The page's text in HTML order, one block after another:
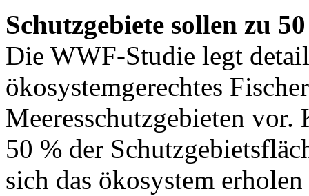
Schutzgebiete sollen zu
Die WWF-Studie legt
ökosystemgerechtes
Meeresschutzgebieten
50 % der
sich das ökosystem